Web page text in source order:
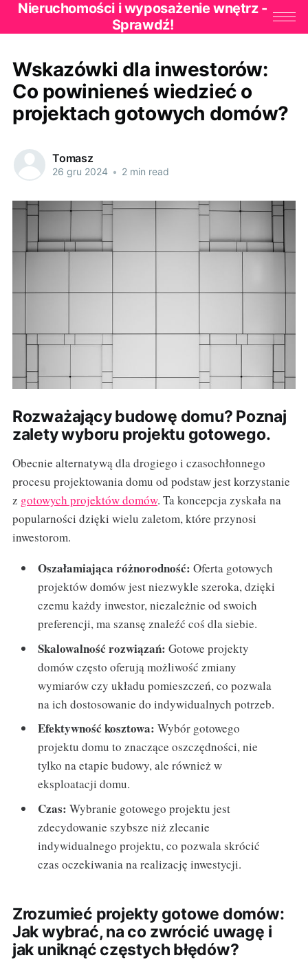
Nieruchomości i wyposażenie wnętrz -
Sprawdź!
Wskazówki dla inwestorów:
Co powinieneś wiedzieć o
projektach gotowych domów?
Tomasz
26 gru 2024 • 2 min read
Rozważający budowę domu? Poznaj
zalety wyboru projektu gotowego.
Obecnie alternatywą dla drogiego i czasochłonnego
procesu projektowania domu od podstaw jest korzystanie
z gotowych projektów domów. Ta koncepcja zyskała na
popularności dzięki wielu zaletom, które przynosi
inwestorom.
Oszałamiająca różnorodność: Oferta gotowych
projektów domów jest niezwykle szeroka, dzięki
czemu każdy inwestor, niezależnie od swoich
preferencji, ma szansę znaleźć coś dla siebie.
Skalowalność rozwiązań: Gotowe projekty
domów często oferują możliwość zmiany
wymiarów czy układu pomieszczeń, co pozwala
na ich dostosowanie do indywidualnych potrzeb.
Efektywność kosztowa: Wybór gotowego
projektu domu to znaczące oszczędności, nie
tylko na etapie budowy, ale również w
eksploatacji domu.
Czas: Wybranie gotowego projektu jest
zdecydowanie szybsze niż zlecanie
indywidualnego projektu, co pozwala skrócić
czas oczekiwania na realizację inwestycji.
Zrozumieć projekty gotowe domów:
Jak wybrać, na co zwrócić uwagę i
jak uniknąć częstych błędów?